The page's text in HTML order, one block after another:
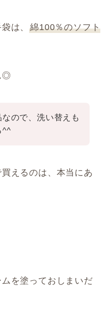
は、綿100％のソフト
◎
ので、洗い替えも
^^
えるのは、本当にあ
を塗っておしまいだ